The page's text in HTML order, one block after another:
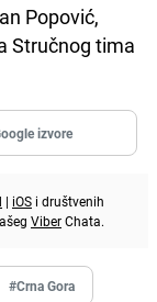
Popović,
Stručnog tima
izvore
| iOS i društvenih
ViberChata.
#Crna Gora